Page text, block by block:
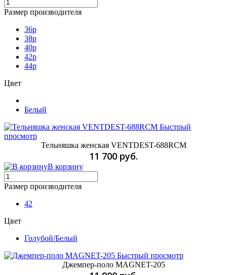
Размер производителя
36р
38р
40р
42р
44р
Цвет
Белый
Быстрый
просмотр
Тельняшка женская VENTDEST-688RCM
11 700 руб.
В корзину
Размер производителя
42
Цвет
Голубой/Белый
Быстрый просмотр
Джемпер-поло MAGNET-205